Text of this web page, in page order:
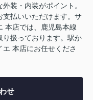
装・内装がポイント。
支払いいただけます。サ
本店では、鹿児島本線
扱っております。駅か
本店にお任せくださ
せ